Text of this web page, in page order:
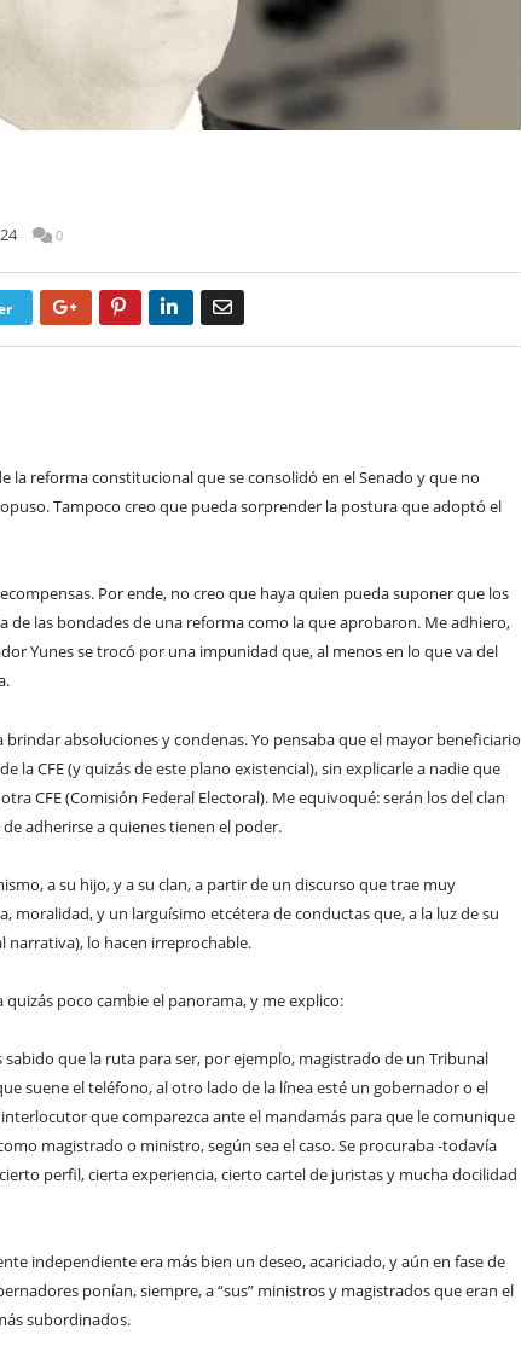
0
Google+ Pinterest LinkedIn
la reforma constitucional que se consolidó en el Senado y que no
Tampoco creo que pueda sorprender la postura que adoptó el
Por ende, no creo que haya quien pueda suponer que los
de las bondades de una reforma como la que aprobaron. Me adhiero,
Yunes se trocó por una impunidad que, al menos en lo que va del
absoluciones y condenas. Yo pensaba que el mayor beneficiario
la CFE (y quizás de este plano existencial), sin explicarle a nadie que
CFE (Comisión Federal Electoral). Me equivoqué: serán los del clan
adherirse a quienes tienen el poder.
a su hijo, y a su clan, a partir de un discurso que trae muy
moralidad, y un larguísimo etcétera de conductas que, a la luz de su
narrativa), lo hacen irreprochable.
poco cambie el panorama, y me explico:
que la ruta para ser, por ejemplo, magistrado de un Tribunal
suene el teléfono, al otro lado de la línea esté un gobernador o el
que comparezca ante el mandamás para que le comunique
magistrado o ministro, según sea el caso. Se procuraba -todavía
perfil, cierta experiencia, cierto cartel de juristas y mucha docilidad
independiente era más bien un deseo, acariciado, y aún en fase de
ponían, siempre, a “sus” ministros y magistrados que eran el
subordinados.